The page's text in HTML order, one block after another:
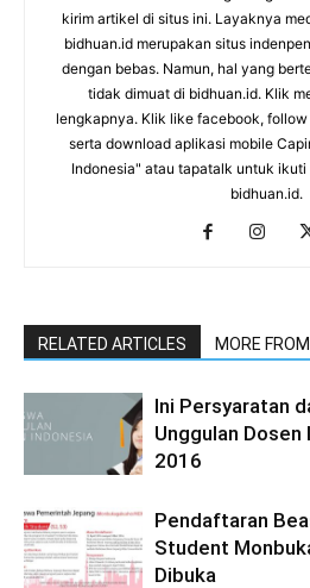
kirim artikel di situs ini. Layaknya
bidhuan.id merupakan situs
dengan bebas. Namun, hal yang
tidak dimuat di bidhuan.id. Klik
lengkapnya. Klik like facebook,
serta download aplikasi mobile
Indonesia" atau tapatalk untuk
bidhuan.id.
RELATED ARTICLES MORE
Ini Persyaratan
Unggulan Dosen
2016
Pendaftaran
Student
Dibuka